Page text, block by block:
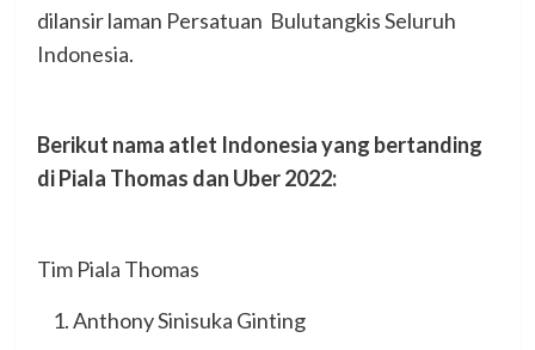
dilansir laman Persatuan Bulutangkis Seluruh
Indonesia.
Berikut nama atlet Indonesia yang bertanding
di Piala Thomas dan Uber 2022:
Tim Piala Thomas
Anthony Sinisuka Ginting